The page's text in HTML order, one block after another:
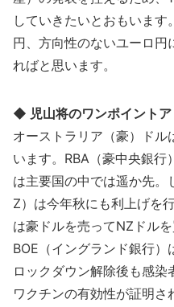
していきたいとおもいま
円、方向性のないユーロ円
ればと思います。
◆ 児山将のワンポイントア
オーストラリア（豪）ドル
います。RBA（豪中央銀
は主要国の中では遥か先
Z）は今年秋にも利上げを
は豪ドルを売ってNZドル
BOE（イングランド銀行）
ロックダウン解除後も感染
ワクチンの有効性が証明さ